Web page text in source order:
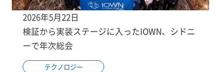
2026年5月22日
検証から実装ステージに入ったIOWN、シドニ
ーで年次総会
テクノロジー